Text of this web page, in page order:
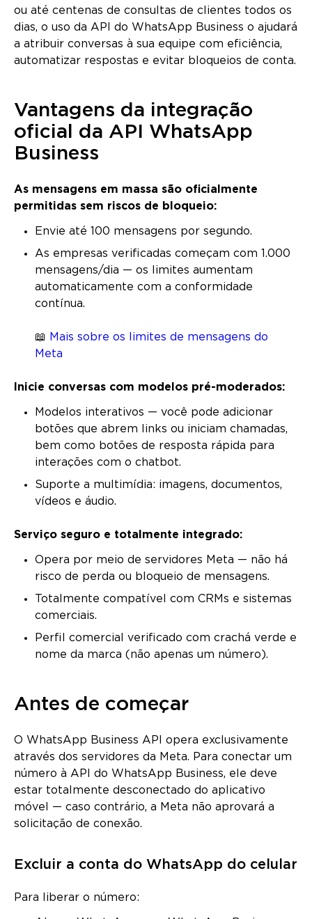
ou até centenas de consultas de clientes todos os
dias, o uso da API do WhatsApp Business o ajudará
a atribuir conversas à sua equipe com eficiência,
automatizar respostas e evitar bloqueios de conta.
Vantagens da integração
oficial da API WhatsApp
Business
As mensagens em massa são oficialmente
permitidas sem riscos de bloqueio:
Envie até 100 mensagens por segundo.
As empresas verificadas começam com 1.000
mensagens/dia — os limites aumentam
automaticamente com a conformidade
contínua.
📖
Mais sobre os limites de mensagens do
Meta
Inicie conversas com modelos pré-moderados:
Modelos interativos — você pode adicionar
botões que abrem links ou iniciam chamadas,
bem como botões de resposta rápida para
interações com o chatbot.
Suporte a multimídia: imagens, documentos,
vídeos e áudio.
Serviço seguro e totalmente integrado:
Opera por meio de servidores Meta — não há
risco de perda ou bloqueio de mensagens.
Totalmente compatível com CRMs e sistemas
comerciais.
Perfil comercial verificado com crachá verde e
nome da marca (não apenas um número).
Antes de começar
O WhatsApp Business API opera exclusivamente
através dos servidores da Meta. Para conectar um
número à API do WhatsApp Business, ele deve
estar totalmente desconectado do aplicativo
móvel — caso contrário, a Meta não aprovará a
solicitação de conexão.
Excluir a conta do WhatsApp do celular
Para liberar o número: